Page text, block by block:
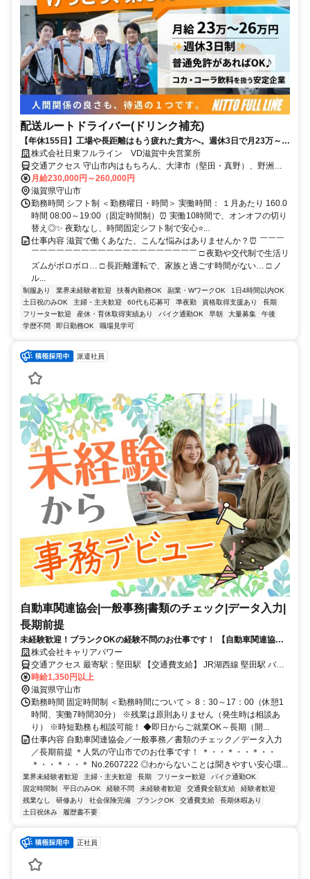
配送ルートドライバー(ドリンク補充)
【年休155日】工場や長距離はもう疲れた貴方へ。週休3日で月23万～の
自販機配送
株式会社日東フルライン VD滋賀中央営業所
交通アクセス 守山市内はもちろん、大津市（堅田・真野）、野洲
市、草津市、栗東市、近江八幡市からも車通勤便利な立地です！ 琵
琶湖大橋からすぐのエリアなので、対岸からの通勤者も多数活躍中で
す。
月給230,000円～260,000円
滋賀県守山市
勤務時間 シフト制 ＜勤務曜日・時間＞ 実働時間： １月あたり 160.0
時間 08:00～19:00（固定時間制）⏰ 実働10時間で、オンオフの切り
替え◎✨ 夜勤なし、時間固定シフト制で安心⭐...
仕事内容 滋賀で働くあなた、こんな悩みはありませんか？⏰ ￣￣￣
￣￣￣￣￣￣￣￣￣￣￣￣￣￣￣￣￣￣￣￣ □ 夜勤や交代制で生活リ
ズムがボロボロ… □ 長距離運転で、家族と過ごす時間がない… □ ノ
ル...
制服あり 業界未経験者歓迎 扶養内勤務OK 副業・WワークOK
1日4時間以内OK
土日祝のみOK
主婦・主夫歓迎 60代も応募可 準夜勤 資格取得支援あり
長期
フリーター歓迎
産休・育休取得実績あり バイク通勤OK 早朝 大量募集
午後
学歴不問
即日勤務OK 職場見学可
派遣社員
自動車関連協会|一般事務|書類のチェック|データ入力|
長期前提
未経験歓迎！ブランクOKの経験不問のお仕事です！ 【自動車関連協会×
未経験ＯＫ事務】★車通勤＆無料駐車場完備★
株式会社キャリアパワー
交通アクセス 最寄駅：堅田駅 【交通費支給】 JR湖西線 堅田駅 バス
17分 JR琵琶湖線 守山駅 車25分 JR琵琶湖線 野洲駅 車28分
時給1,350円以上
滋賀県守山市
勤務時間 固定時間制 ＜勤務時間について＞ 8：30～17：00（休憩1
時間、実働7時間30分） ※残業は原則ありません（発生時は相談あ
り） ※時短勤務も相談可能！ ◆即日からご就業OK～長期（開...
仕事内容 自動車関連協会／一般事務／書類のチェック／データ入力
／長期前提 ＊人気の守山市でのお仕事です！ ＊・・＊・・＊・・
＊・・＊・・＊ No.2607222 ◎わからないことは聞きやすい安心環...
業界未経験者歓迎 主婦・主夫歓迎 長期 フリーター歓迎
バイク通勤OK
固定時間制
平日のみOK 経験不問 未経験者歓迎 交通費全額支給
経験者歓迎
残業なし
研修あり 社会保険完備 ブランクOK 交通費支給
長期休暇あり
土日祝休み
履歴書不要
正社員